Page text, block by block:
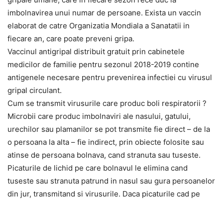
imbolnavirea unui numar de persoane. Exista un vaccin
elaborat de catre Organizatia Mondiala a Sanatatii in
fiecare an, care poate preveni gripa.
Vaccinul antigripal distribuit gratuit prin cabinetele
medicilor de familie pentru sezonul 2018-2019 contine
antigenele necesare pentru prevenirea infectiei cu virusul
gripal circulant.
Cum se transmit virusurile care produc boli respiratorii ?
Microbii care produc imbolnaviri ale nasului, gatului,
urechilor sau plamanilor se pot transmite fie direct – de la
o persoana la alta – fie indirect, prin obiecte folosite sau
atinse de persoana bolnava, cand stranuta sau tuseste.
Picaturile de lichid pe care bolnavul le elimina cand
tuseste sau stranuta patrund in nasul sau gura persoanelor
din jur, transmitand si virusurile. Daca picaturile cad pe